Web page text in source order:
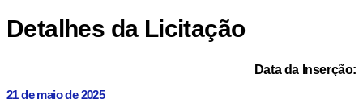
Detalhes da Licitação
Data da Inserção:
21 de maio de 2025